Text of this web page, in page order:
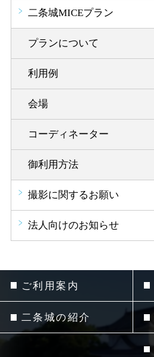
二条城MICEプラン
プランについて
利用例
会場
コーディネーター
御利用方法
撮影に関するお願い
法人向けのお知らせ
ご利用案内
二条城の紹介